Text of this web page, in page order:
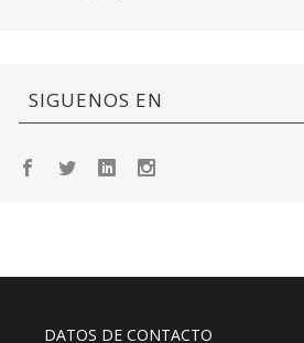
SIGUENOS EN
DATOS DE CONTACTO